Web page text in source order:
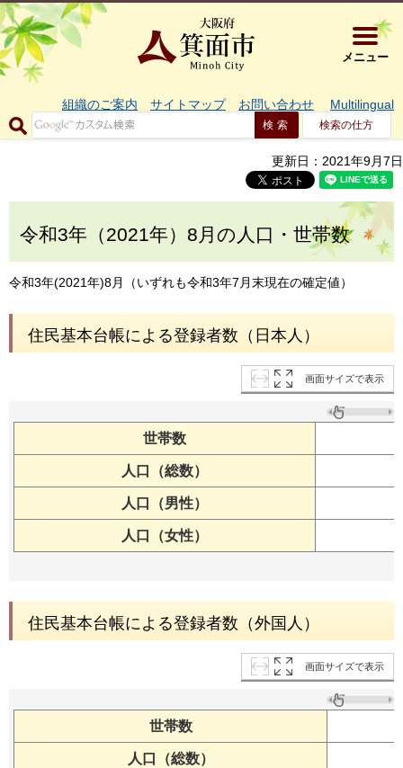
大阪府箕
メニュー
組織のご案内 サイトマップ お問い合わせ Multilingual
検索の仕方
更新日：2021年9月7日
令和3年（2021年）8月の人口・世帯数
令和3年(2021年)8月（いずれも令和3年7月末現在の確定値）
住民基本台帳による登録者数（日本人）
画面サイズで表示
世帯数
人口（総数）
人口（男性）
人口（女性）
住民基本台帳による登録者数（外国人）
画面サイズで表示
世帯数
人口（総数）